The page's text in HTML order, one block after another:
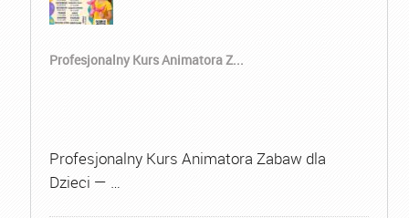
Profesjonalny Kurs Animatora Z...
Profesjonalny Kurs Animatora Zabaw dla
Dzieci — …